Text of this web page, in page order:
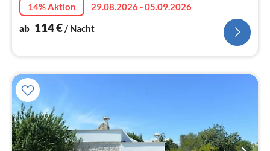
14% Aktion
29.08.2026 - 05.09.2026
ab 114€ / Nacht